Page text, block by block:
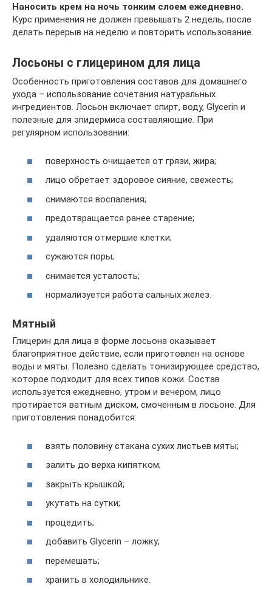
Наносить крем на ночь тонким слоем ежедневно.
Курс применения не должен превышать 2 недель, после
делать перерыв на неделю и повторить использование.
Лосьоны с глицерином для лица
Особенность приготовления составов для домашнего
ухода – использование сочетания натуральных
ингредиентов. Лосьон включает спирт, воду, Glycerin и
полезные для эпидермиса составляющие. При
регулярном использовании:
поверхность очищается от грязи, жира;
лицо обретает здоровое сияние, свежесть;
снимаются воспаления;
предотвращается ранее старение;
удаляются отмершие клетки;
сужаются поры;
снимается усталость;
нормализуется работа сальных желез.
Мятный
Глицерин для лица в форме лосьона оказывает
благоприятное действие, если приготовлен на основе
воды и мяты. Полезно сделать тонизирующее средство,
которое подходит для всех типов кожи. Состав
используется ежедневно, утром и вечером, лицо
протирается ватным диском, смоченным в лосьоне. Для
приготовления понадобится:
взять половину стакана сухих листьев мяты;
залить до верха кипятком;
закрыть крышкой;
укутать на сутки;
процедить;
добавить Glycerin – ложку;
перемешать;
хранить в холодильнике.